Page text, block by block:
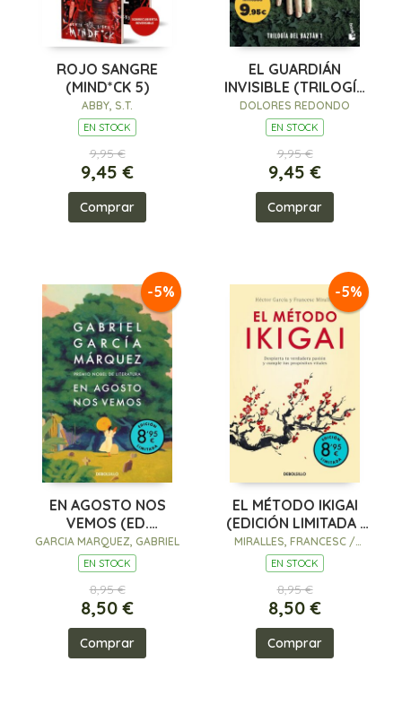
ROJO SANGRE
(MIND*CK 5)
ABBY, S.T.
EN STOCK
9,95 €
9,45 €
Comprar
EL GUARDIÁN
INVISIBLE (TRILOGÍA
DEL BAZTÁN, 1)
DOLORES REDONDO
EN STOCK
9,95 €
9,45 €
Comprar
-5%
EN AGOSTO NOS
VEMOS (ED.
LIMITADA)
GARCIA MARQUEZ, GABRIEL
EN STOCK
8,95 €
8,50 €
Comprar
-5%
EL MÉTODO IKIGAI
(EDICIÓN LIMITADA ·
VERANO)
MIRALLES, FRANCESC /
GARCÍA (KIRAI), HÉCTOR
EN STOCK
8,95 €
8,50 €
Comprar